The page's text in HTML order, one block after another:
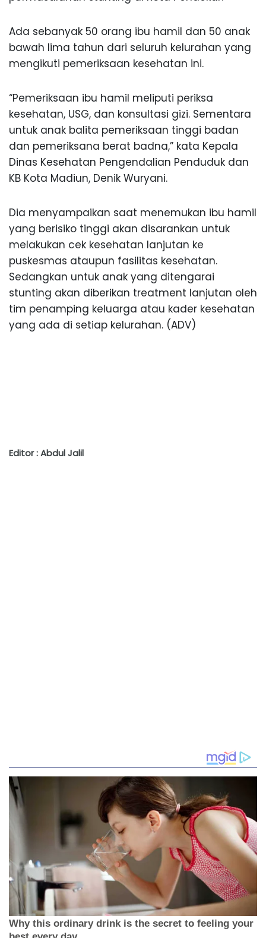
Ada sebanyak 50 orang ibu hamil dan 50 anak
bawah lima tahun dari seluruh kelurahan yang
mengikuti pemeriksaan kesehatan ini.
“Pemeriksaan ibu hamil meliputi periksa
kesehatan, USG, dan konsultasi gizi. Sementara
untuk anak balita pemeriksaan tinggi badan
dan pemeriksana berat badna,” kata Kepala
Dinas Kesehatan Pengendalian Penduduk dan
KB Kota Madiun, Denik Wuryani.
Dia menyampaikan saat menemukan ibu hamil
yang berisiko tinggi akan disarankan untuk
melakukan cek kesehatan lanjutan ke
puskesmas ataupun fasilitas kesehatan.
Sedangkan untuk anak yang ditengarai
stunting akan diberikan treatment lanjutan oleh
tim penamping keluarga atau kader kesehatan
yang ada di setiap kelurahan. (ADV)
Editor : Abdul Jalil